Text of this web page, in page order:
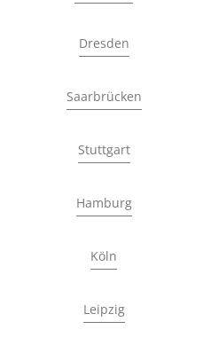
Dresden
Saarbrücken
Stuttgart
Hamburg
Köln
Leipzig